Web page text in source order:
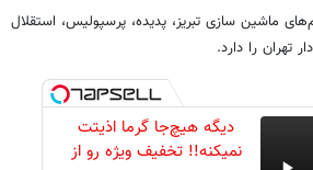
ماشین سازی تبریز، پدیده، پرسپولیس، استقلال
تهران را دارد.
دیگه هیچ‌جا گرما اذیتت
نمیکنه!! تخفیف ویژه رو از